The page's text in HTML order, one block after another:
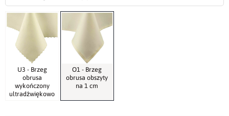
U3 - Brzeg
obrusa
wykończony
ultradźwiękowo
O1 - Brzeg
obrusa obszyty
na 1 cm